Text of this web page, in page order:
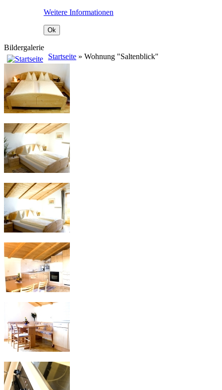
Weitere Informationen
Ok
Bildergalerie
Startseite » Wohnung "Saltenblick"